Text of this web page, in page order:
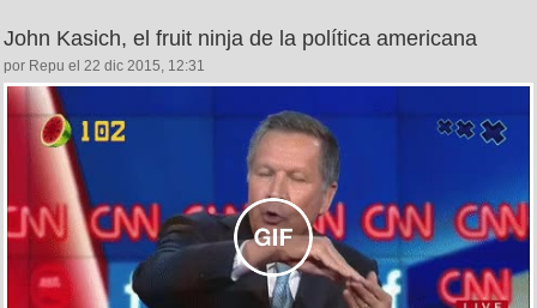
John Kasich, el fruit ninja de la política americana
por Repu el 22 dic 2015, 12:31